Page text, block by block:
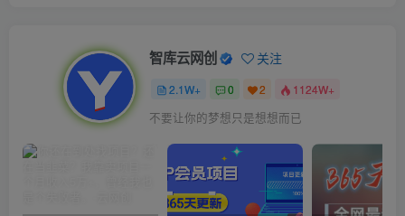
智库云网创 关注
2.1W+ 0 2 1124W+
不要让你的梦想只是想想而已